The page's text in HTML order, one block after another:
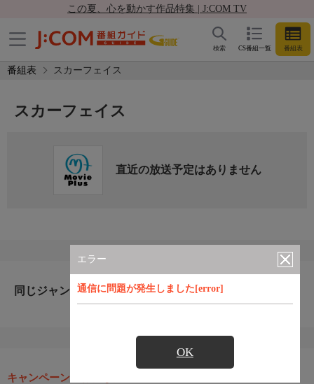
この夏、心を動かす作品特集 | J:COM TV
CS番組一覧 番組表
検索
番組表 スカーフェイス
エラー
通信に問題が発生しました[error]
OK
スカーフェイス
直近の放送予定はありません
同じジャンルのおすすめ番組
キャンペーン・お得な情報